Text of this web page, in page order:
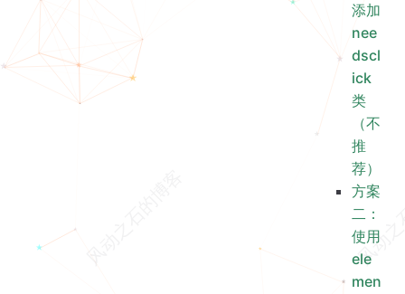
添加
nee
dscl
ick
类
（不
推
荐）
方案
二：
使用
ele
men